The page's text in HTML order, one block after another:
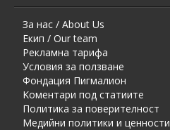
За нас / About Us
Екип / Our team
Рекламна тарифа
Условия за ползване
Фондация Пигмалион
Kоментaри под статиите
Политика за поверителност
Медийни политики и ценности